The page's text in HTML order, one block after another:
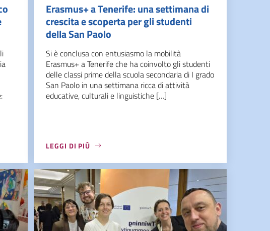
Erasmus+ a Tenerife: una settimana di
crescita e scoperta per gli studenti
della San Paolo
Si è conclusa con entusiasmo la mobilità
Erasmus+ a Tenerife che ha coinvolto gli studenti
delle classi prime della scuola secondaria di I grado
San Paolo in una settimana ricca di attività
educative, culturali e linguistiche […]
LEGGI DI PIÙ